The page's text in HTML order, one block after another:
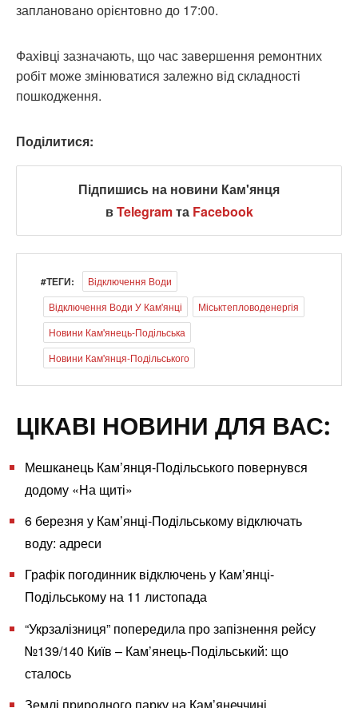
заплановано орієнтовно до 17:00.
Фахівці зазначають, що час завершення ремонтних
робіт може змінюватися залежно від складності
пошкодження.
Поділитися:
Підпишись на новини Кам'янця
вTelegramта Facebook
#ТЕГИ:
Відключення Води
Відключення Води У Кам'янці
Міськтепловоденергія
Новини Кам'янець-Подільська
Новини Кам'янця-Подільського
ЦІКАВІ НОВИНИ ДЛЯ ВАС:
Мешканець Кам’янця-Подільського повернувся
додому «На щиті»
6 березня у Кам’янці-Подільському відключать
воду: адреси
Графік погодинник відключень у Кам’янці-
Подільському на 11 листопада
“Укрзалізниця” попередила про запізнення рейсу
№139/140 Київ – Кам’янець-Подільський: що
сталось
Землі природного парку на Кам’янеччині